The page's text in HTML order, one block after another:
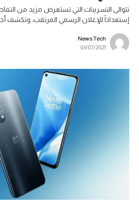
إستعداداً للإعلان الرسمي المرتقب، وتكشف
News Tech
03/07/2021